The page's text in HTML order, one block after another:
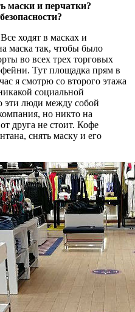
маски и перчатки?
ходят в масках и
маска так, чтобы было
во всех трех торговых
Тут площадка прям в
я смотрю со второго этажа
социальной
эти люди между собой
но никто на
друга не стоит. Кофе
снять маску и его